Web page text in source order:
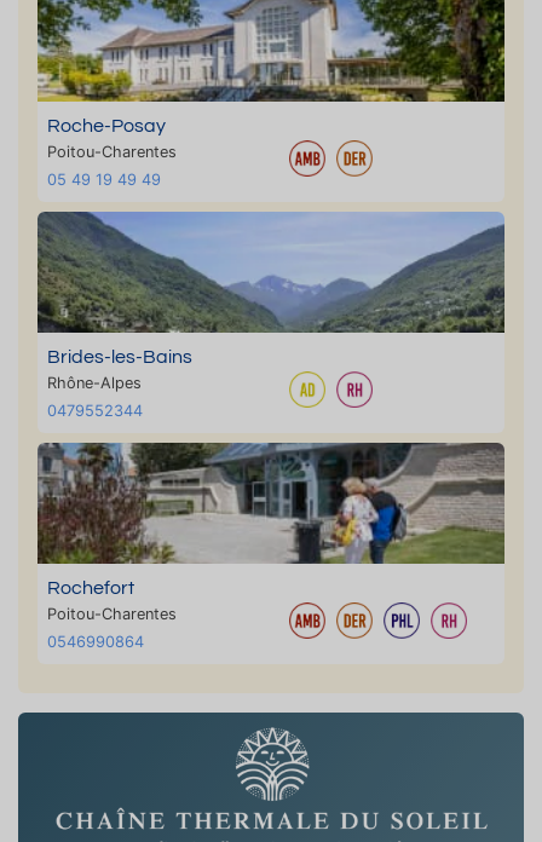
Roche-Posay
Poitou-Charentes
05 49 19 49 49
Brides-les-Bains
Rhône-Alpes
0479552344
Rochefort
Poitou-Charentes
0546990864